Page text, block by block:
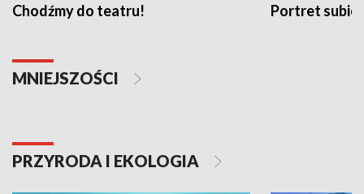
Chodźmy do teatru! Portret
MNIEJSZOŚCI
PRZYRODA I EKOLOGIA